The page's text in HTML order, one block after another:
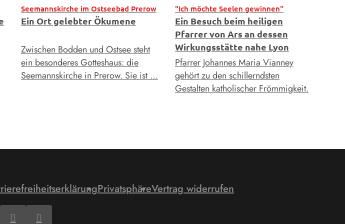
Seemannskirche im Ostseebad Prerow
Ein Ort gelebter Ökumene
Zwischen Bodden und Ostsee steht
ein besonderes Gotteshaus: die
Seemannskirche in Prerow. Sie ist …
"Ich möchte Seelen gewinnen"
Ein Besuch beim heiligen
Pfarrer von Ars an dessen
Wirkungsstätte nahe Lyon
Pfarrer Johannes Maria Vianney
gehört zu den schillerndsten
Gestalten katholischer Frömmigkeit.
PrivatsphäreVertrag widerrufen